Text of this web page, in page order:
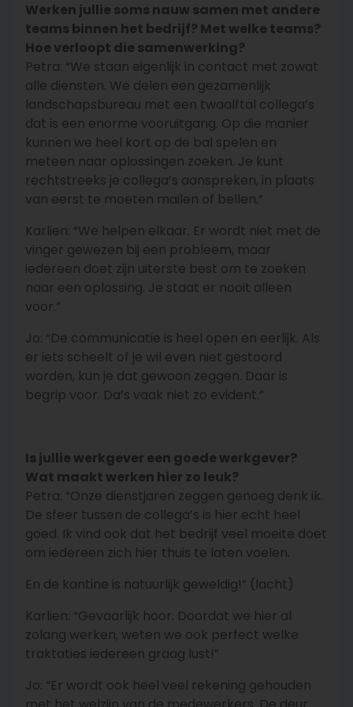
Werken jullie soms nauw samen met andere
teams binnen het bedrijf? Met welke teams?
Hoe verloopt die samenwerking?
Petra: “We staan eigenlijk in contact met zowat
alle diensten. We delen een gezamenlijk
landschapsbureau met een twaalftal collega’s
dat is een enorme vooruitgang. Op die manier
kunnen we heel kort op de bal spelen en
meteen naar oplossingen zoeken. Je kunt
rechtstreeks je collega’s aanspreken, in plaats
van eerst te moeten mailen of bellen.”
Karlien: “We helpen elkaar. Er wordt niet met de
vinger gewezen bij een probleem, maar
iedereen doet zijn uiterste best om te zoeken
naar een oplossing. Je staat er nooit alleen
voor.”
Jo: “De communicatie is heel open en eerlijk. Als
er iets scheelt of je wil even niet gestoord
worden, kun je dat gewoon zeggen. Daar is
begrip voor. Da’s vaak niet zo evident.”
Is jullie werkgever een goede werkgever?
Wat maakt werken hier zo leuk?
Petra: “Onze dienstjaren zeggen genoeg denk ik.
De sfeer tussen de collega’s is hier echt heel
goed. Ik vind ook dat het bedrijf veel moeite doet
om iedereen zich hier thuis te laten voelen.
En de kantine is natuurlijk geweldig!” (lacht)
Karlien: “Gevaarlijk hoor. Doordat we hier al
zolang werken, weten we ook perfect welke
traktaties iedereen graag lust!”
Jo: “Er wordt ook heel veel rekening gehouden